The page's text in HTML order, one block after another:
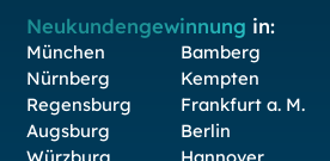
Neukundengewinnung in:
München
Nürnberg
Regensburg
Augsburg
Bamberg
Kempten
Frankfurt a. M.
Berlin